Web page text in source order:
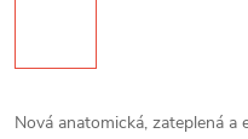
Nová anatomická, zateplená a